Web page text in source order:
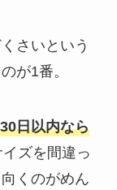
さいという
が1番。
日以内なら
ズを間違っ
くのがめん